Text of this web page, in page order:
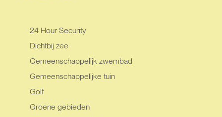
24 Hour Security
Dichtbij zee
Gemeenschappelijk zwembad
Gemeenschappelijke tuin
Golf
Groene gebieden